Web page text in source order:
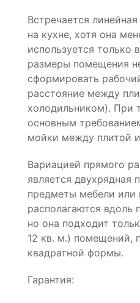
Встречается
на кухне, хотя она
используется только
размеры помещения
сформировать
расстояние между
холодильником). При
основным
мойки между плитой
Вариацией прямого
является двухрядная
предметы мебели или
располагаются вдоль
но она подходит
12 кв. м.) помещений,
квадратной формы.
Гарантия: